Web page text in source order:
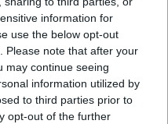
information for
use the below opt-out
Please note that after your
may continue seeing
information utilized by
to third parties prior to
opt-out of the further
vaisių bei
rūsyje tikriausiai
gėrybių.
nors stengėmės
Panevėžio meistrai